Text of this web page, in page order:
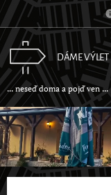
DÁME VÝLET
... neseď doma a pojď ven ...